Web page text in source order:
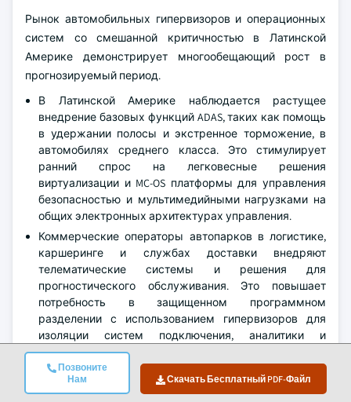
Позвоните
Нам
Скачать Бесплатный PDF-Файл
Рынок автомобильных гипервизоров и операционных
систем со смешанной критичностью в Латинской
Америке демонстрирует многообещающий рост в
прогнозируемый период.
В Латинской Америке наблюдается растущее
внедрение базовых функций ADAS, таких как помощь
в удержании полосы и экстренное торможение, в
автомобилях среднего класса. Это стимулирует
ранний спрос на легковесные решения
виртуализации и MC-OS платформы для управления
безопасностью и мультимедийными нагрузками на
общих электронных архитектурах управления.
Коммерческие операторы автопарков в логистике,
каршеринге и службах доставки внедряют
телематические системы и решения для
прогностического обслуживания. Это повышает
потребность в защищенном программном
разделении с использованием гипервизоров для
изоляции систем подключения, аналитики и
управления операциями в бюджетных
автомобильных платформах.
ЛАТАМ остается сильно зависимой от